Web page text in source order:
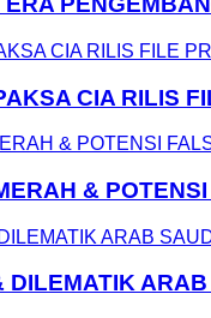
CIA RILIS
&
DILEMATIK